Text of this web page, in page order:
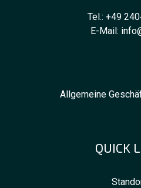
Tel.: +49
E-Mail:
Allgemeine
QUICK